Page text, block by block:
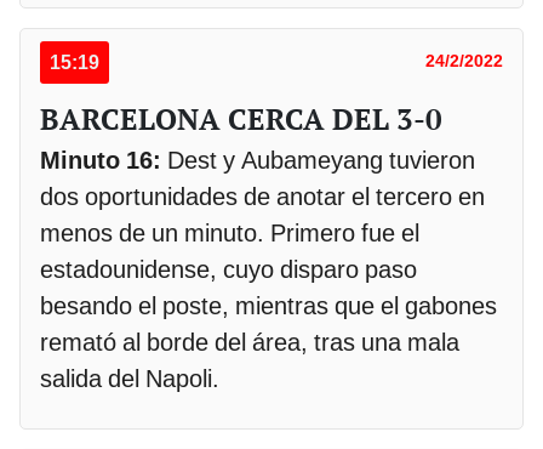
15:19 24/2/2022
BARCELONA CERCA DEL 3-0
Minuto 16: Dest y Aubameyang tuvieron
dos oportunidades de anotar el tercero en
menos de un minuto. Primero fue el
estadounidense, cuyo disparo paso
besando el poste, mientras que el gabones
remató al borde del área, tras una mala
salida del Napoli.